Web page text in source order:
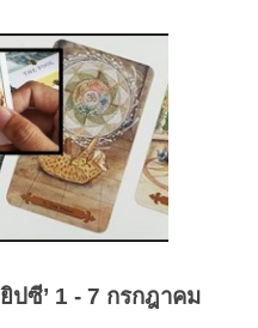
ปซี’ 1 - 7 กรกฎาคม